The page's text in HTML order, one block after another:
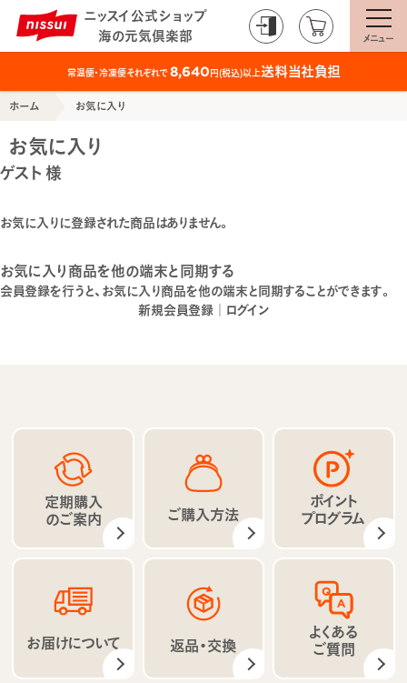
ニッスイ公式ショップ
海の元気倶楽部
メニュー
常温便・冷凍便それぞれで8,640円(税込)以上送料当社負担
ホーム お気に入り
お気に入り
ゲスト 様
お気に入りに登録された商品はありません。
お気に入り商品を他の端末と同期する
会員登録を行うと、お気に入り商品を他の端末と同期することができます。
新規会員登録 ｜ ログイン
定期購入
のご案内 ご購入方法
ポイント
プログラム
お届けについて 返品・交換
よくある
ご質問